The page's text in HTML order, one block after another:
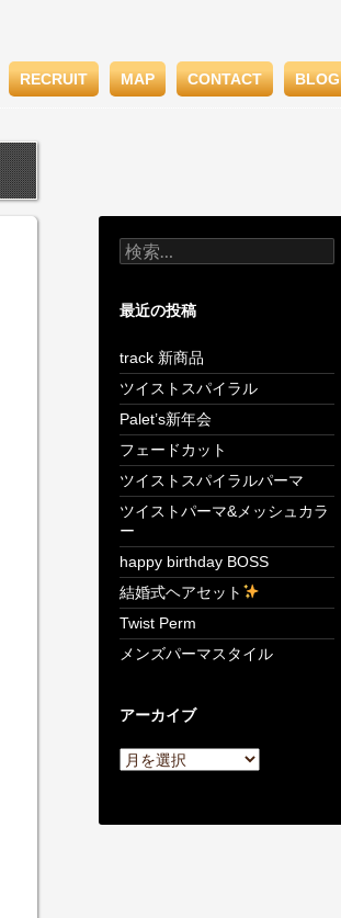
RECRUIT MAP CONTACT BLOG
検
索:
最近の投稿
track 新商品
ツイストスパイラル
Palet’s新年会
フェードカット
ツイストスパイラルパーマ
ツイストパーマ&メッシュカラ
ー
happy birthday BOSS
結婚式ヘアセット
Twist Perm
メンズパーマスタイル
アーカイブ
ア
ー